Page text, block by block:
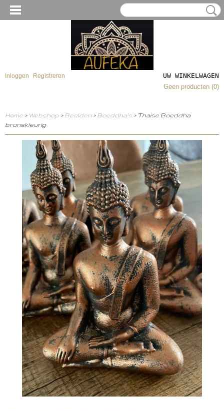
Inloggen Registreren
UW WINKELWAGEN
Geen producten (0)
Home > Webshop > Beelden > Boeddha's > Thaise Boeddha
bronskleurig